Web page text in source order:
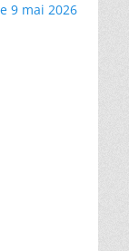
9 mai 2026